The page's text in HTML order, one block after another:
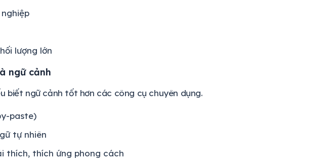
lượng lớn
ngữ cảnh
biết ngữ cảnh tốt hơn các công cụ chuyên dụng.
paste)
tự nhiên
thích, thích ứng phong cách